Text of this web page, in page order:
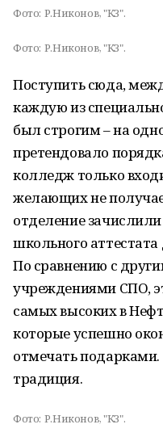
Фото: Р.Никонов, "КЗ".
Фото: Р.Никонов, "КЗ".
Поступить сюда,
каждую из
был строгим – на
претендовало
колледж только
желающих не
отделение
школьного
По сравнению с
учреждениями СПО,
самых высоких в
которые успешно
отмечать подарками.
традиция.
Фото: Р.Никонов, "КЗ".